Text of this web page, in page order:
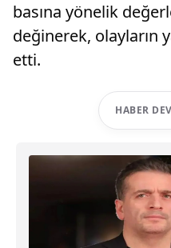
basına yönelik
değinerek, olayların
etti.
HABER